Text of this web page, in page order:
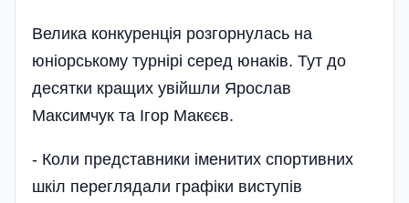
Велика конкуренція розгорнулась на
юніорському турнірі серед юнаків. Тут до
десятки кращих увійшли Ярослав
Максимчук та Ігор Ма­кєєв.
- Коли представники іменитих спортивних
шкіл переглядали графі­ки виступів